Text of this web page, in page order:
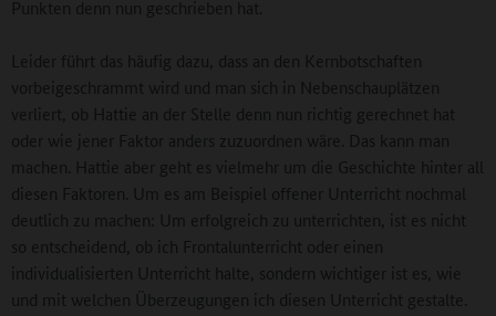
Punkten denn nun geschrieben hat.
Leider führt das häufig dazu, dass an den Kernbotschaften
vorbeigeschrammt wird und man sich in Nebenschauplätzen
verliert, ob Hattie an der Stelle denn nun richtig gerechnet hat
oder wie jener Faktor anders zuzuordnen wäre. Das kann man
machen. Hattie aber geht es vielmehr um die Geschichte hinter all
diesen Faktoren. Um es am Beispiel offener Unterricht nochmal
deutlich zu machen: Um erfolgreich zu unterrichten, ist es nicht
so entscheidend, ob ich Frontalunterricht oder einen
individualisierten Unterricht halte, sondern wichtiger ist es, wie
und mit welchen Überzeugungen ich diesen Unterricht gestalte.